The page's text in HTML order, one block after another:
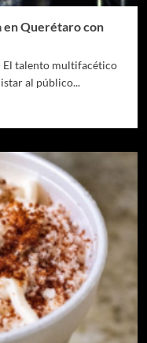
en Querétaro con
El talento multifacético
al público...